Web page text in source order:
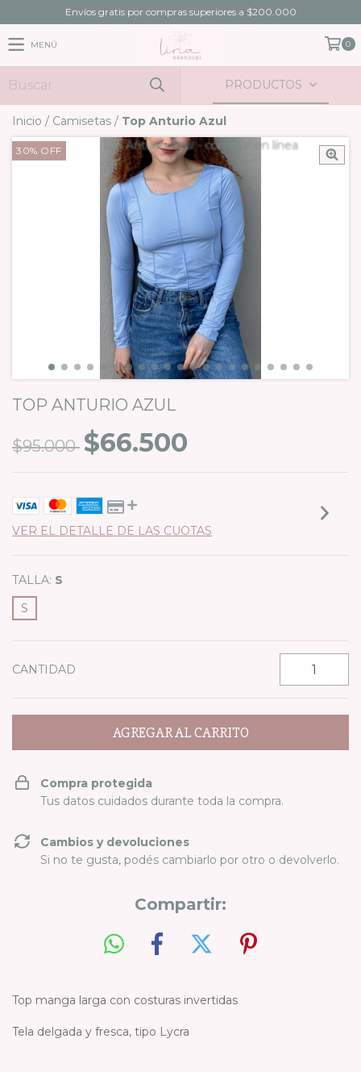
Envíos gratis por compras superiores a $200.000
MENÚ 0
PRODUCTOS
Inicio / Camisetas / Top Anturio Azul
30% OFF
TOP ANTURIO AZUL
$95.000 $66.500
VER EL DETALLE DE LAS CUOTAS
TALLA: S
S
CANTIDAD
Compra protegida
Tus datos cuidados durante toda la compra.
Cambios y devoluciones
Si no te gusta, podés cambiarlo por otro o devolverlo.
Compartir:
Top manga larga con costuras invertidas
Tela delgada y fresca, tipo Lycra